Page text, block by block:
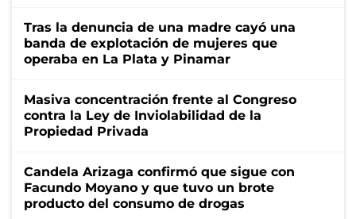
Tras la denuncia de una madre cayó una
banda de explotación de mujeres que
operaba en La Plata y Pinamar
Masiva concentración frente al Congreso
contra la Ley de Inviolabilidad de la
Propiedad Privada
Candela Arizaga confirmó que sigue con
Facundo Moyano y que tuvo un brote
producto del consumo de drogas